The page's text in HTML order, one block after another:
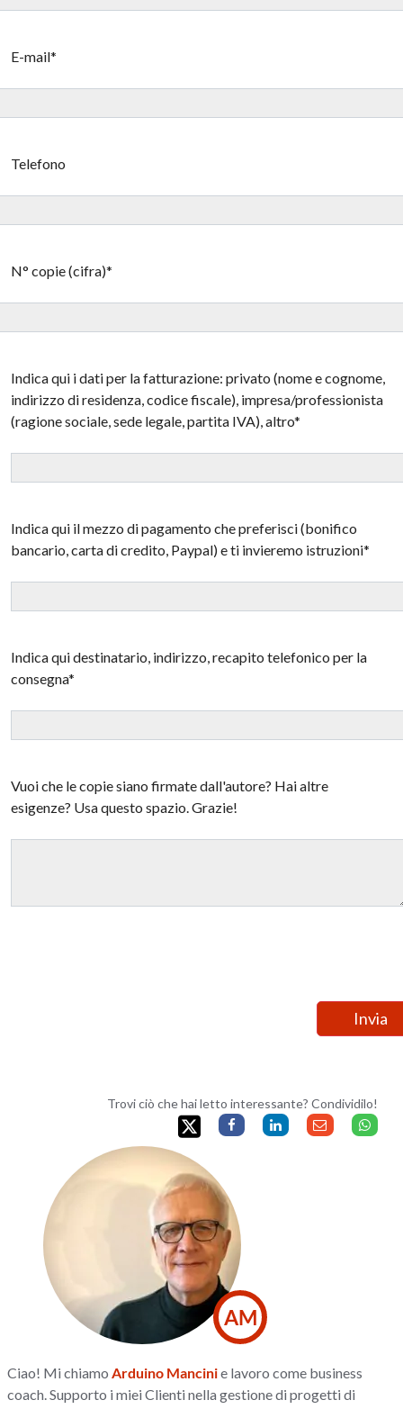
E-mail*
Telefono
N° copie (cifra)*
Indica qui i dati per la fatturazione: privato (nome e cognome,
indirizzo di residenza, codice fiscale), impresa/professionista
(ragione sociale, sede legale, partita IVA), altro*
Indica qui il mezzo di pagamento che preferisci (bonifico
bancario, carta di credito, Paypal) e ti invieremo istruzioni*
Indica qui destinatario, indirizzo, recapito telefonico per la
consegna*
Vuoi che le copie siano firmate dall'autore? Hai altre
esigenze? Usa questo spazio. Grazie!
Trovi ciò che hai letto interessante? Condividilo!
AM
Ciao! Mi chiamoArduino Mancinie lavoro come business
coach. Supporto i miei Clienti nella gestione di progetti di